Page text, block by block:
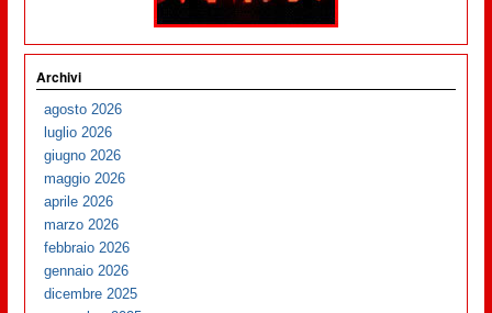
Archivi
agosto 2026
luglio 2026
giugno 2026
maggio 2026
aprile 2026
marzo 2026
febbraio 2026
gennaio 2026
dicembre 2025